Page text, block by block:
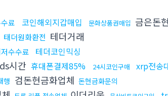
료 코인해외지갑매입 문화상품권매입 금은돈
태더원화환전 테더거래
수수료 테더코인믹싱
시간 휴대폰결제85% 24시코인구매 xrp전송
행 검돈현금화업체 돈현금화문의